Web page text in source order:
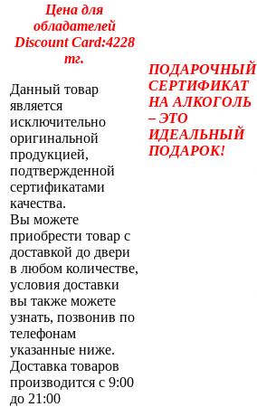
Цена для
обладателей
Discount Card:4228
тг.
Данный товар
является
исключительно
оригинальной
продукцией,
подтвержденной
сертификатами
качества.
Вы можете
приобрести товар с
доставкой до двери
в любом количестве,
условия доставки
вы также можете
узнать, позвонив по
телефонам
указанные ниже.
Доставка товаров
производится с 9:00
до 21:00
ПОДАРОЧНЫЙ
СЕРТИФИКАТ
НА АЛКОГОЛЬ
– ЭТО
ИДЕАЛЬНЫЙ
ПОДАРОК!